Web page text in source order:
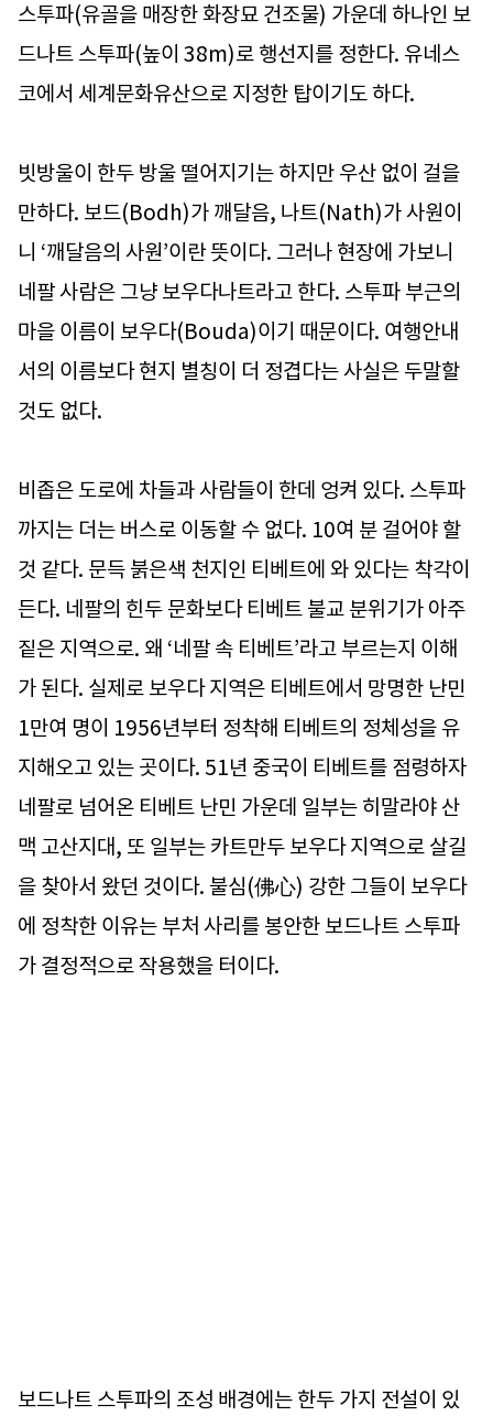
스투파(유골을 매장한 화장묘 건조물) 가운데 하나인 보
드나트 스투파(높이 38m)로 행선지를 정한다. 유네스
코에서 세계문화유산으로 지정한 탑이기도 하다.
빗방울이 한두 방울 떨어지기는 하지만 우산 없이 걸을
만하다. 보드(Bodh)가 깨달음, 나트(Nath)가 사원이
니 ‘깨달음의 사원’이란 뜻이다. 그러나 현장에 가보니
네팔 사람은 그냥 보우다나트라고 한다. 스투파 부근의
마을 이름이 보우다(Bouda)이기 때문이다. 여행안내
서의 이름보다 현지 별칭이 더 정겹다는 사실은 두말할
것도 없다.
비좁은 도로에 차들과 사람들이 한데 엉켜 있다. 스투파
까지는 더는 버스로 이동할 수 없다. 10여 분 걸어야 할
것 같다. 문득 붉은색 천지인 티베트에 와 있다는 착각이
든다. 네팔의 힌두 문화보다 티베트 불교 분위기가 아주
짙은 지역으로. 왜 ‘네팔 속 티베트’라고 부르는지 이해
가 된다. 실제로 보우다 지역은 티베트에서 망명한 난민
1만여 명이 1956년부터 정착해 티베트의 정체성을 유
지해오고 있는 곳이다. 51년 중국이 티베트를 점령하자
네팔로 넘어온 티베트 난민 가운데 일부는 히말라야 산
맥 고산지대, 또 일부는 카트만두 보우다 지역으로 살길
을 찾아서 왔던 것이다. 불심(佛心) 강한 그들이 보우다
에 정착한 이유는 부처 사리를 봉안한 보드나트 스투파
가 결정적으로 작용했을 터이다.
보드나트 스투파의 조성 배경에는 한두 가지 전설이 있